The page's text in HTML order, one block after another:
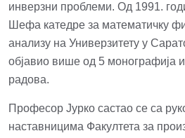
инверзни проблеми. Од 1991.
Шефа катедре за математичку
анализу на Универзитету у
објавио више од 5 монографија
радова.
Професор Јурко састао се са
наставницима Факултета за